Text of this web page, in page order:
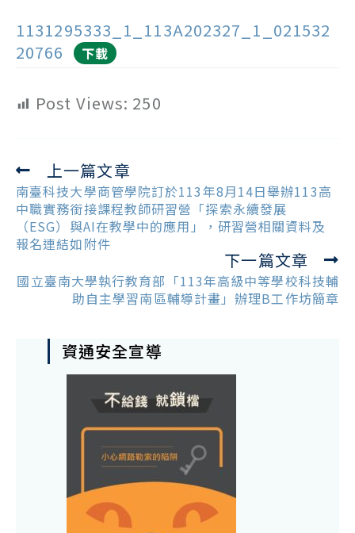
1131295333_1_113A202327_1_021532
20766
下載
Post Views: 250
Read
more
articles
上一篇文章
南臺科技大學商管學院訂於113年8月14日舉辦113高
中職實務銜接課程教師研習營「探索永續發展
（ESG）與AI在教學中的應用」，研習營相關資料及
報名連結如附件
下一篇文章
國立臺南大學執行教育部「113年高級中等學校科技輔
助自主學習南區輔導計畫」辦理B工作坊簡章
資通安全宣導